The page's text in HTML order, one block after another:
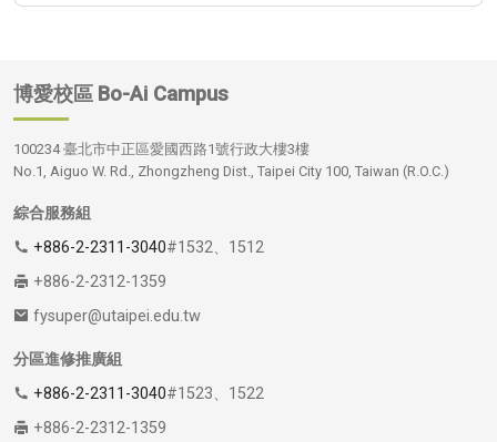
博愛校區 Bo-Ai Campus
100234 臺北市中正區愛國西路1號行政大樓3樓
No.1, Aiguo W. Rd., Zhongzheng Dist., Taipei City 100, Taiwan (R.O.C.)
綜合服務組
+886-2-2311-3040#1532、1512
+886-2-2312-1359
fysuper@utaipei.edu.tw
分區進修推廣組
+886-2-2311-3040#1523、1522
+886-2-2312-1359